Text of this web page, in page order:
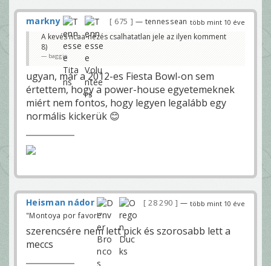
több mint 10 éve
markny 675 — tennessean
A kevés ncaa-nézés csalhatatlan jele az ilyen komment
8)
baggio
ugyan, már a 2012-es Fiesta Bowl-on sem
értettem, hogy a power-house egyetemeknek
miért nem fontos, hogy legyen legalább egy
normális kickerük 😊
több mint 10 éve
Heisman nádor 28 290
—
"Montoya por favor!"
szerencsére nem lett pick és szorosabb lett a
meccs